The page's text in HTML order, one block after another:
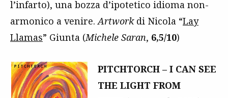
l’infarto), una bozza d’ipotetico idioma non-
armonico a venire.Artworkdi Nicola “Lay
Llamas” Giunta (Michele Saran, 6,5/10)
PITCHTORCH – I CAN SEE
THE LIGHT FROM